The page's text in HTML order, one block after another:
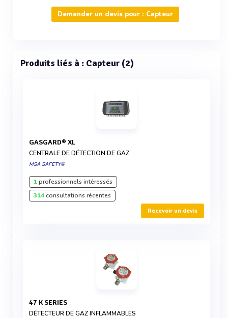
Demander un devis pour : Capteur
Produits liés à : Capteur (2)
GASGARD® XL
CENTRALE DE DÉTECTION DE GAZ
MSA SAFETY®
1professionnels intéressés
314consultations récentes
Recevoir un devis
47 K SERIES
DÉTECTEUR DE GAZ INFLAMMABLES